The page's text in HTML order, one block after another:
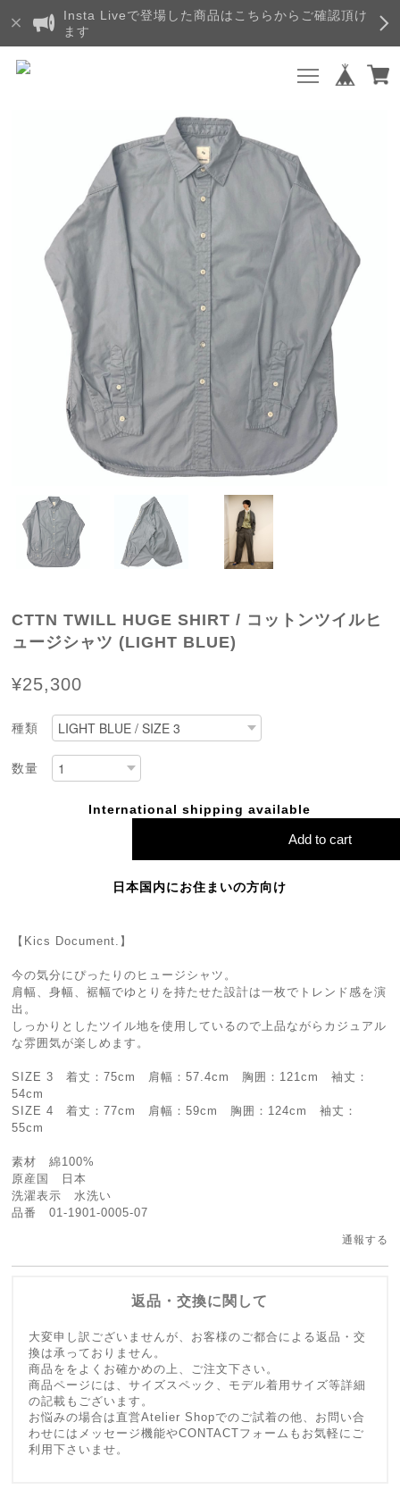
Insta Liveで登場した商品はこちらからご確認頂け
ます
CTTN TWILL HUGE SHIRT / コットンツイルヒ
ュージシャツ (LIGHT BLUE)
¥25,300
種類
数量
International shipping available
Add to cart
日本国内にお住まいの方向け
【Kics Document.】
今の気分にぴったりのヒュージシャツ。
肩幅、身幅、裾幅でゆとりを持たせた設計は一枚でトレンド感を演
出。
しっかりとしたツイル地を使用しているので上品ながらカジュアル
な雰囲気が楽しめます。
SIZE 3 着丈：75cm 肩幅：57.4cm 胸囲：121cm 袖丈：
54cm
SIZE 4 着丈：77cm 肩幅：59cm 胸囲：124cm 袖丈：
55cm
素材 綿100%
原産国 日本
洗濯表示 水洗い
品番 01-1901-0005-07
通報する
返品・交換に関して
大変申し訳ございませんが、お客様のご都合による返品・交
換は承っておりません。
商品ををよくお確かめの上、ご注文下さい。
商品ページには、サイズスペック、モデル着用サイズ等詳細
の記載もございます。
お悩みの場合は直営Atelier Shopでのご試着の他、お問い合
わせにはメッセージ機能やCONTACTフォームもお気軽にご
利用下さいませ。